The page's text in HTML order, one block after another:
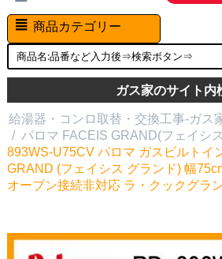
商品カテゴリー
ガス家のサイト内
給湯器・コンロ取替・交換工事-ガス
/ パロマ FACEIS GRAND(フェイシ
893WS-U75CV パロマ ガスビルトイ
GRAND (フェイシス グランド) 幅
オーブン接続非対応 ラ・クックグラ